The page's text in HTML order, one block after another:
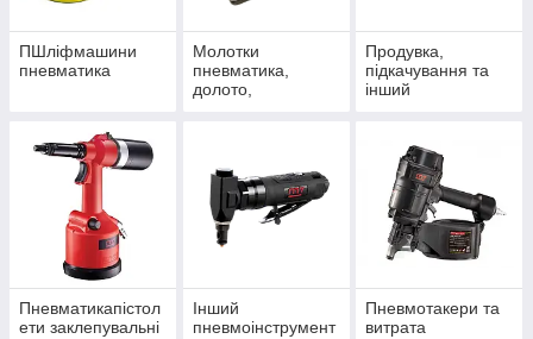
ПШліфмашини
пневматика
Молотки
пневматика,
долото,
Продувка,
підкачування та
інший
Пневматикапістол
ети заклепувальні
Інший
пневмоінструмент
Пневмотакери та
витрата